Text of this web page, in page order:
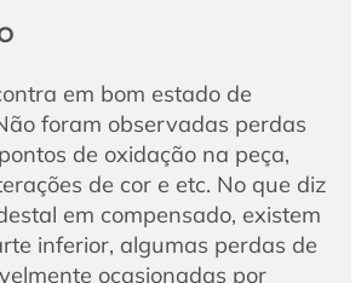
em bom estado de
foram observadas perdas
de oxidação na peça,
de cor e etc. No que diz
em compensado, existem
inferior, algumas perdas de
ocasionadas por